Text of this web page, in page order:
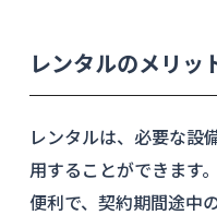
レンタルのメリッ
レンタルは、必要な設
用することができます
便利で、契約期間途中